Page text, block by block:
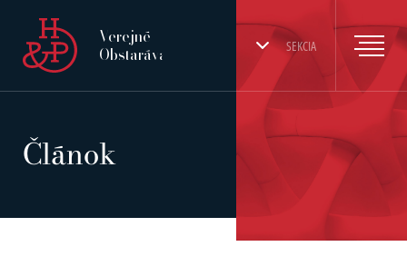
SEKCIA
Verejné
Obstarávanie
Článok